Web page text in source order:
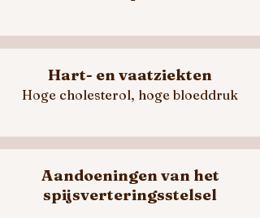
Hart- en vaatziekten
Hoge cholesterol, hoge bloeddruk
Aandoeningen van het
spijsverteringsstelsel